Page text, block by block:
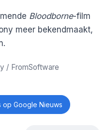
Bloodborne-film
meer bekendmaakt,
/ FromSoftware
op Google Nieuws